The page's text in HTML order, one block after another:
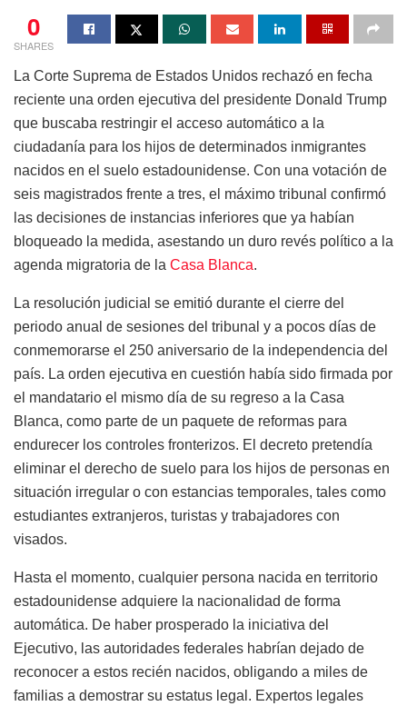
0
SHARES
La Corte Suprema de Estados Unidos rechazó en fecha
reciente una orden ejecutiva del presidente Donald Trump
que buscaba restringir el acceso automático a la
ciudadanía para los hijos de determinados inmigrantes
nacidos en el suelo estadounidense. Con una votación de
seis magistrados frente a tres, el máximo tribunal confirmó
las decisiones de instancias inferiores que ya habían
bloqueado la medida, asestando un duro revés político a la
agenda migratoria de la Casa Blanca.
La resolución judicial se emitió durante el cierre del
periodo anual de sesiones del tribunal y a pocos días de
conmemorarse el 250 aniversario de la independencia del
país. La orden ejecutiva en cuestión había sido firmada por
el mandatario el mismo día de su regreso a la Casa
Blanca, como parte de un paquete de reformas para
endurecer los controles fronterizos. El decreto pretendía
eliminar el derecho de suelo para los hijos de personas en
situación irregular o con estancias temporales, tales como
estudiantes extranjeros, turistas y trabajadores con
visados.
Hasta el momento, cualquier persona nacida en territorio
estadounidense adquiere la nacionalidad de forma
automática. De haber prosperado la iniciativa del
Ejecutivo, las autoridades federales habrían dejado de
reconocer a estos recién nacidos, obligando a miles de
familias a demostrar su estatus legal. Expertos legales